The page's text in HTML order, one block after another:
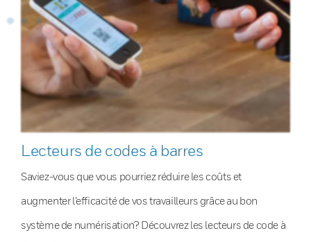
Lecteurs de codes à barres
Saviez-vous que vous pourriez réduire les coûts et
augmenter l’efficacité de vos travailleurs grâce au bon
système de numérisation? Découvrez les lecteurs de code à